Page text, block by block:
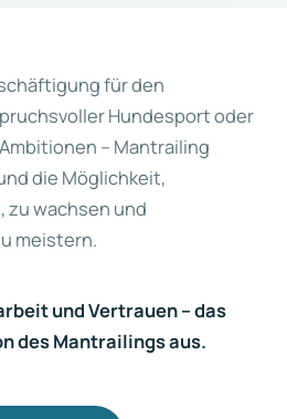
für den
Hundesport oder
– Mantrailing
die Möglichkeit,
zu wachsen und
meistern.
und Vertrauen – das
des Mantrailings aus.